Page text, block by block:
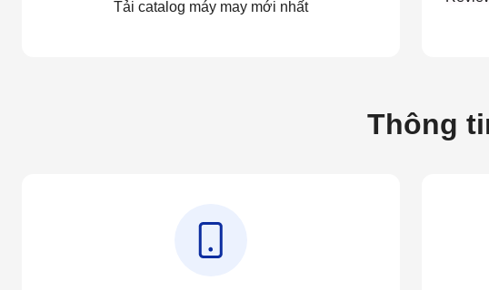
Tải catalog máy may mới nhất
Thông